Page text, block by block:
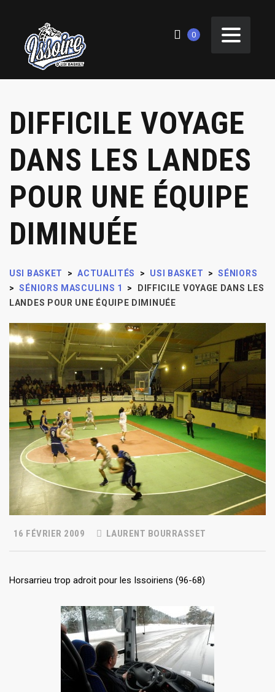
0
DIFFICILE VOYAGE
DANS LES LANDES
POUR UNE ÉQUIPE
DIMINUÉE
USI BASKET > ACTUALITÉS > USI BASKET > SÉNIORS
> SÉNIORS MASCULINS 1 >
DIFFICILE VOYAGE DANS LES
LANDES POUR UNE ÉQUIPE DIMINUÉE
16 FÉVRIER 2009 LAURENT BOURRASSET
Horsarrieu trop adroit pour les Issoiriens (96-68)